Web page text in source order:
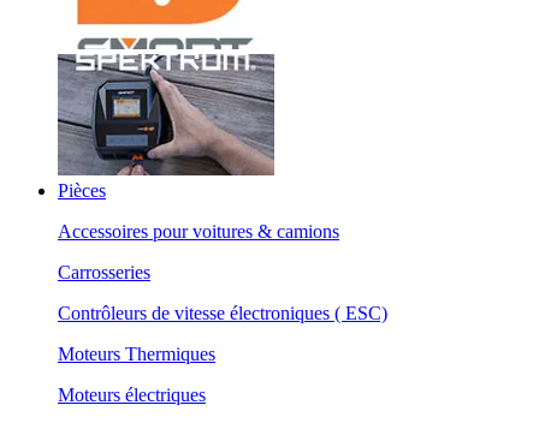
Pièces
Accessoires pour voitures & camions
Carrosseries
Contrôleurs de vitesse électroniques ( ESC)
Moteurs Thermiques
Moteurs électriques